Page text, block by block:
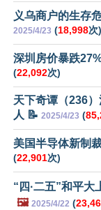
义乌商户的生存
2025/4/23 (18,998次)
深圳房价暴跌
(22,092次)
天下奇谭（236
人 📝 2025/4/23 (
美国半导体新制
(22,901次)
“四·二五”和平
🖼️ 2025/4/22 (